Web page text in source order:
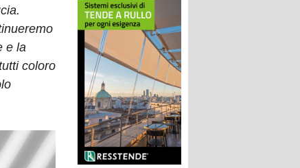
e la
coloro